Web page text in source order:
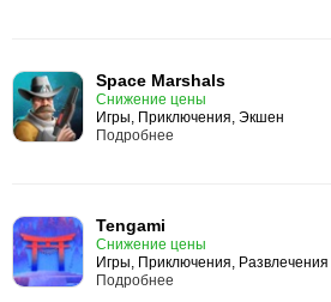
Space Marshals
Снижение цены
Игры, Приключения, Экшен
Подробнее
Tengami
Снижение цены
Игры, Приключения, Развлечения
Подробнее